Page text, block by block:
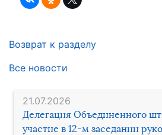
21.07.2026
Делегация Объединенного
участие в 12-м заседании
Возврат к разделу
Все новости